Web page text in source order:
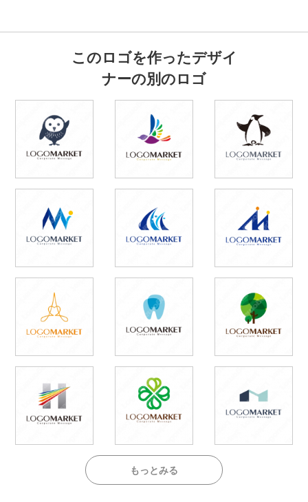
このロゴを作ったデザイ
ナーの別のロゴ
もっとみる